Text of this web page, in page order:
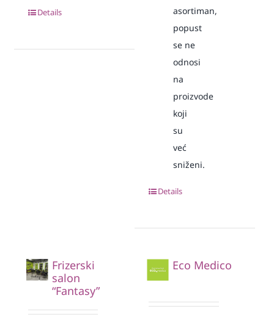
Details
asortiman,
popust
se ne
odnosi
na
proizvode
koji
su
već
sniženi.
Details
Frizerski
salon
“Fantasy”
Eco Medico